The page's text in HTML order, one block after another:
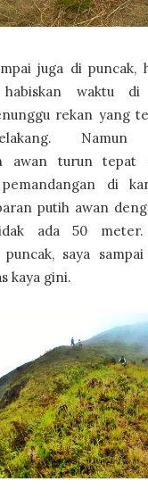
juga di puncak,
waktu di
rekan yang
Namun
awan turun tepat
di
putih awan
ada 50 meter.
saya
kaya gini.